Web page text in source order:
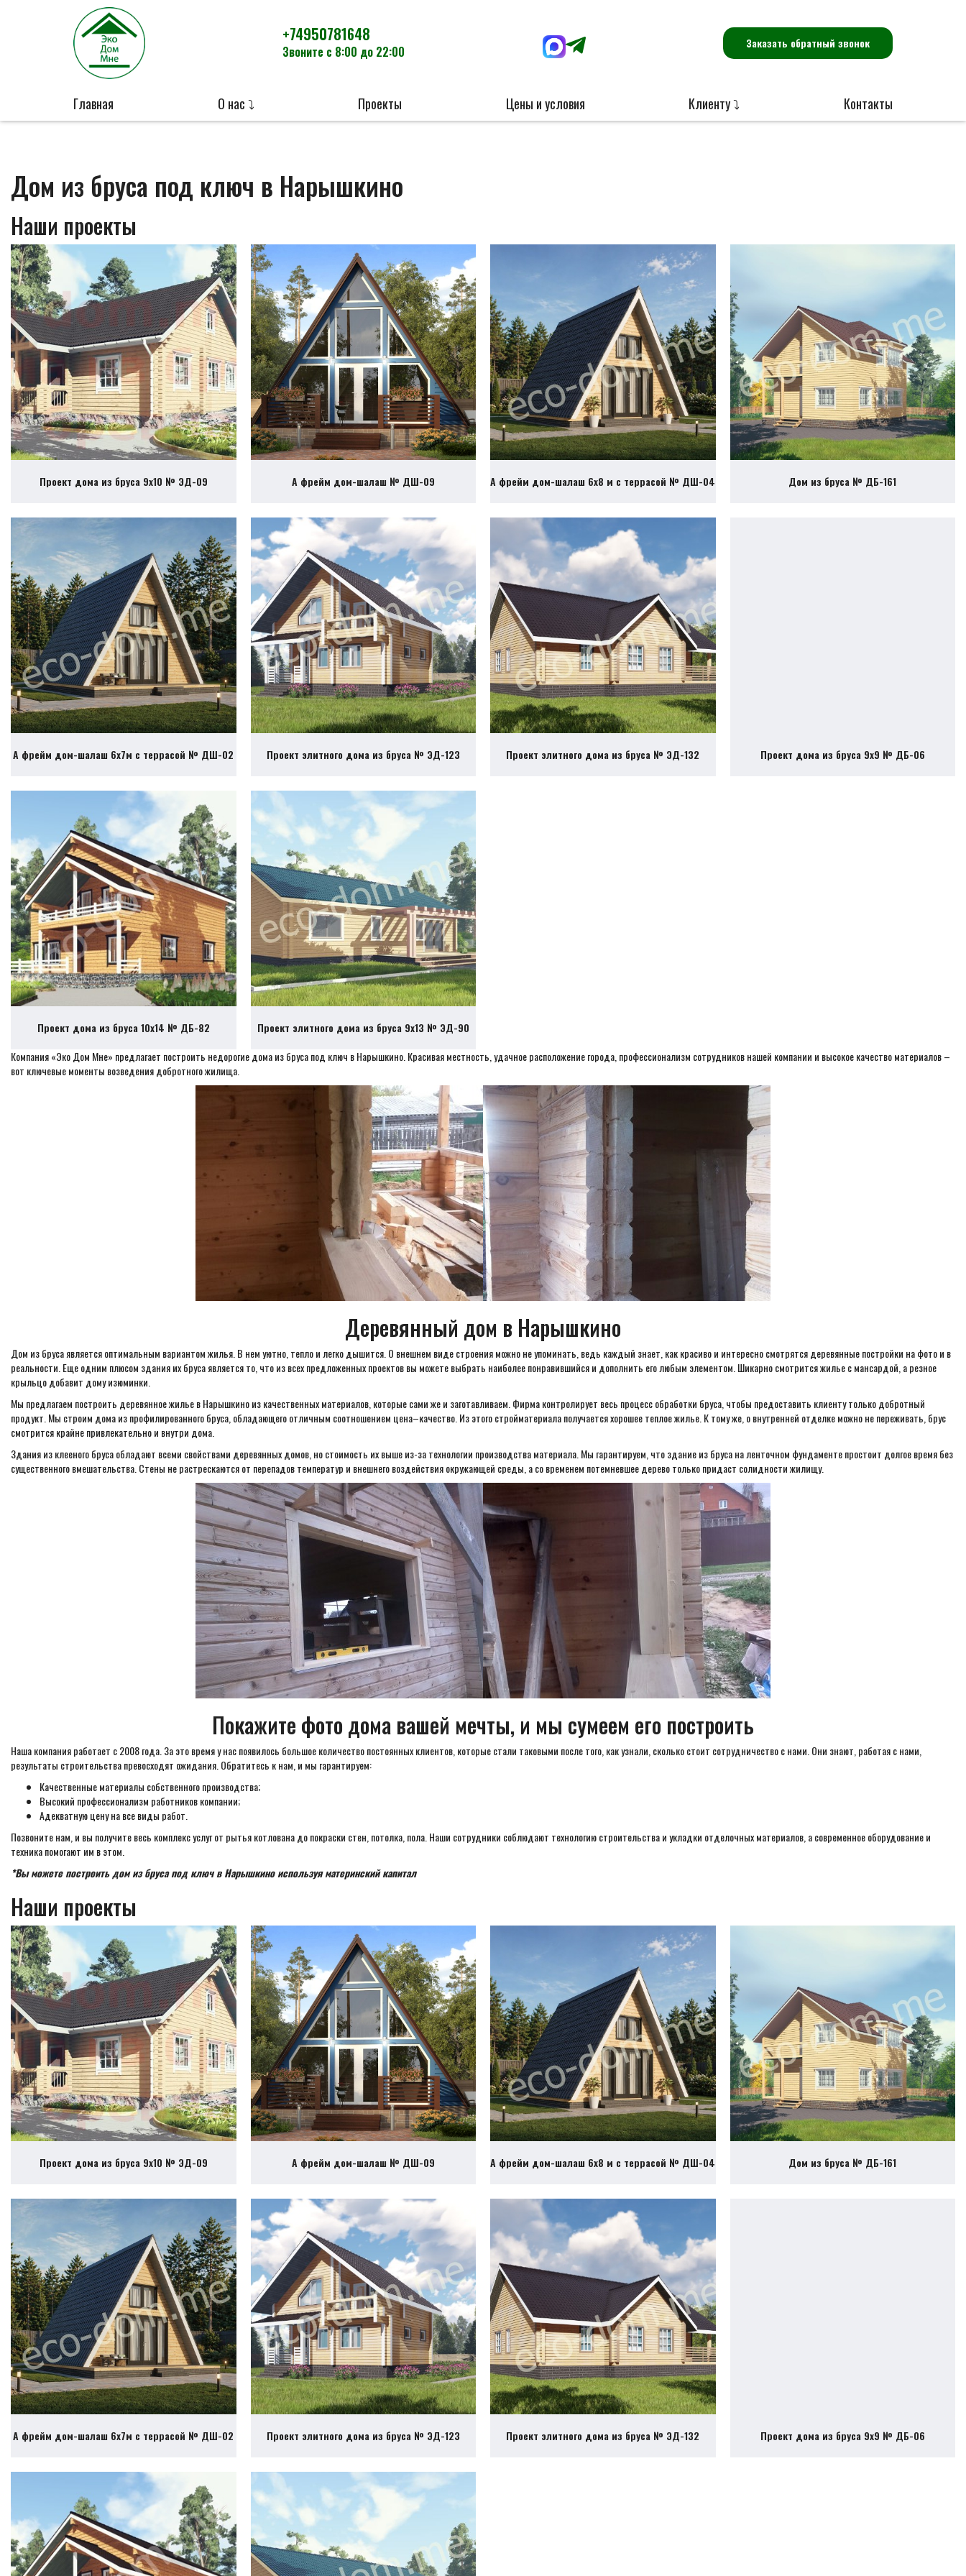
+74950781648
Звоните с 8:00 до 22:00
Заказать обратный звонок
Главная О нас ⤵ Проекты Цены и условия Клиенту ⤵ Контакты
Дом из бруса под ключ в Нарышкино
Наши проекты
Проект дома из бруса 9х10 № ЭД-09 А фрейм дом-шалаш № ДШ-09 А фрейм дом-шалаш 6х8 м с террасой № ДШ-04 Дом из бруса № ДБ-161
А фрейм дом-шалаш 6х7м с террасой № ДШ-02 Проект элитного дома из бруса № ЭД-123 Проект элитного дома из бруса № ЭД-132 Проект дома из бруса 9х9 № ДБ-06
Проект дома из бруса 10х14 № ДБ-82
Проект элитного дома из бруса 9х13 № ЭД-90
Компания «Эко Дом Мне» предлагает построить недорогие дома из бруса под ключ в Нарышкино. Красивая местность, удачное расположение города, профессионализм сотрудников нашей компании и высокое качество материалов –
вот ключевые моменты возведения добротного жилища.
Деревянный дом в Нарышкино
Дом из бруса является оптимальным вариантом жилья. В нем уютно, тепло и легко дышится. О внешнем виде строения можно не упоминать, ведь каждый знает, как красиво и интересно смотрятся деревянные постройки на фото и в
реальности. Еще одним плюсом здания их бруса является то, что из всех предложенных проектов вы можете выбрать наиболее понравившийся и дополнить его любым элементом. Шикарно смотрится жилье с мансардой, а резное
крыльцо добавит дому изюминки.
Мы предлагаем построить деревянное жилье в Нарышкино из качественных материалов, которые сами же и заготавливаем. Фирма контролирует весь процесс обработки бруса, чтобы предоставить клиенту только добротный
продукт. Мы строим дома из профилированного бруса, обладающего отличным соотношением цена–качество. Из этого стройматериала получается хорошее теплое жилье. К тому же, о внутренней отделке можно не переживать, брус
смотрится крайне привлекательно и внутри дома.
Здания из клееного бруса обладают всеми свойствами деревянных домов, но стоимость их выше из-за технологии производства материала. Мы гарантируем, что здание из бруса на ленточном фундаменте простоит долгое время без
существенного вмешательства. Стены не растрескаются от перепадов температур и внешнего воздействия окружающей среды, а со временем потемневшее дерево только придаст солидности жилищу.
Покажите фото дома вашей мечты, и мы сумеем его построить
Наша компания работает с 2008 года. За это время у нас появилось большое количество постоянных клиентов, которые стали таковыми после того, как узнали, сколько стоит сотрудничество с нами. Они знают, работая с нами,
результаты строительства превосходят ожидания. Обратитесь к нам, и мы гарантируем:
Качественные материалы собственного производства;
Высокий профессионализм работников компании;
Адекватную цену на все виды работ.
Позвоните нам, и вы получите весь комплекс услуг от рытья котлована до покраски стен, потолка, пола. Наши сотрудники соблюдают технологию строительства и укладки отделочных материалов, а современное оборудование и
техника помогают им в этом.
*Вы можете построить дом из бруса под ключ в Нарышкино используя материнский капитал
Наши проекты
Проект дома из бруса 9х10 № ЭД-09 А фрейм дом-шалаш № ДШ-09 А фрейм дом-шалаш 6х8 м с террасой № ДШ-04 Дом из бруса № ДБ-161
А фрейм дом-шалаш 6х7м с террасой № ДШ-02 Проект элитного дома из бруса № ЭД-123 Проект элитного дома из бруса № ЭД-132 Проект дома из бруса 9х9 № ДБ-06